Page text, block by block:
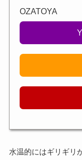
OZATOYA
水温的にはギリギリ